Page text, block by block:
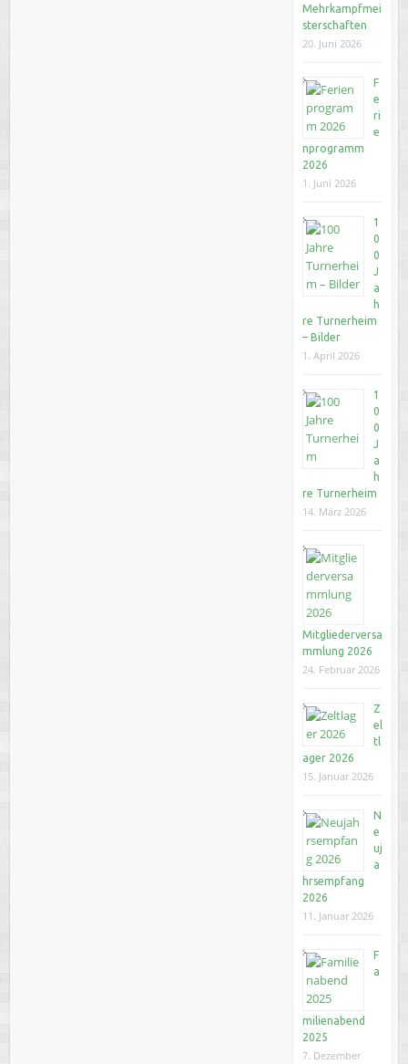
Mehrkampfmei
sterschaften
20. Juni 2026
F
e
ri
e
nprogramm
2026
1. Juni 2026
1
0
0
J
a
h
re Turnerheim
– Bilder
1. April 2026
1
0
0
J
a
h
re Turnerheim
14. März 2026
Mitgliederversa
mmlung 2026
24. Februar 2026
Z
el
tl
ager 2026
15. Januar 2026
N
e
uj
a
hrsempfang
2026
11. Januar 2026
F
a
milienabend
2025
7. Dezember